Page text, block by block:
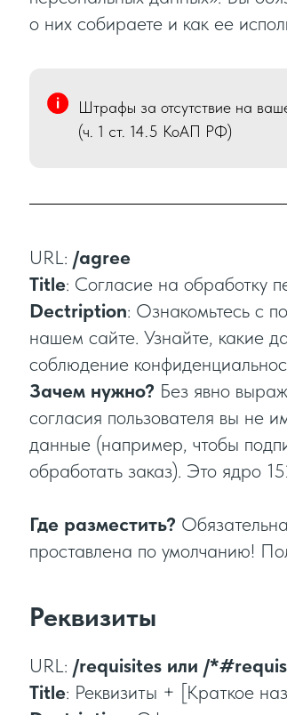
о них собираете и как ее
Штрафы за отсутствие на
(ч. 1 ст. 14.5 КоАП РФ)
URL: /agree
Title: Согласие на обработку
Dectription: Ознакомьтесь с
нашем сайте. Узнайте, какие
соблюдение
Зачем нужно? Без явно
согласия пользователя вы не
данные (например, чтобы
обработать заказ). Это ядро
Где разместить?
проставлена по умолчанию!
Реквизиты
URL: /requisites или /
Title: Реквизиты + [Краткое